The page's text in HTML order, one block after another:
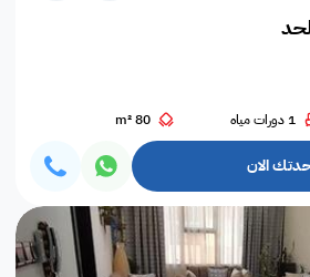
1 دورات مياه 80 m²
الان